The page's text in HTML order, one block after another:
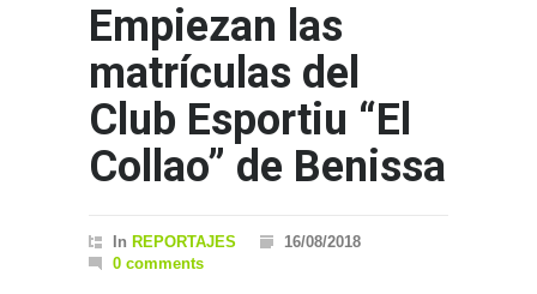
Empiezan las
matrículas del
Club Esportiu “El
Collao” de Benissa
In REPORTAJES
16/08/2018
0 comments